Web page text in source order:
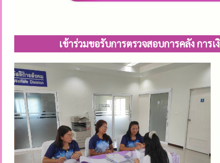
เข้าร่วมขอรับการตรวจสอบการคลัง กา